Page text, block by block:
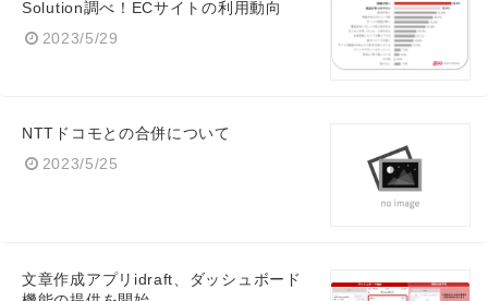
Solution調べ！ECサイトの利用動向
2023/5/29
NTTドコモとの合併について
2023/5/25
文章作成アプリidraft、ダッシュボード